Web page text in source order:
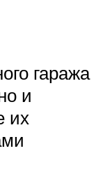
гаража
и
их